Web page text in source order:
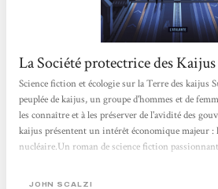
La Société protectrice des
Science fiction et écologie sur la Terre des kaijus
peuplée de kaijus, un groupe d'hommes et de
les connaître et à les préserver de l'avidité des
kaijus présentent un intérêt économique majeur
nucléaire.Un roman de science fiction
scientifiquement crédible et démentielle à la fois.
JOHN SCALZI